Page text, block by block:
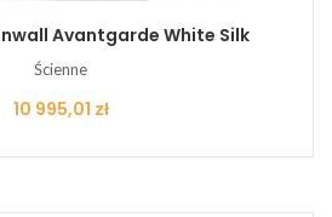
Avantgarde White Silk
Ścienne
Cena
10 995,01 zł